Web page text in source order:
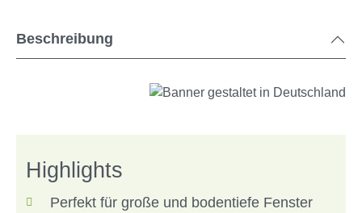
Beschreibung
Highlights
Perfekt für große und bodentiefe Fenster